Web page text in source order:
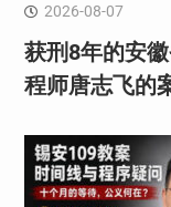
2026-08-07
获刑8年的安
程师唐志飞的